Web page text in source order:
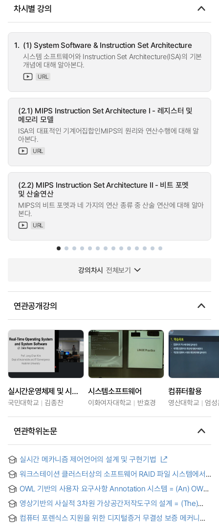
차시별 강의
1. (1) System Software & Instruction Set Architecture
시스템 소프트웨어와 Instruction Set Architecture(ISA)의 기본
개념에 대해 알아본다.
URL
(2.1) MIPS Instruction Set Architecture I - 레지스터 및
메모리 모델
ISA의 대표적인 기계어집합인MIPS의 원리와 연산수행에 대해 알
아본다.
URL
(2.2) MIPS Instruction Set Architecture II - 비트 포멧
및 산술연산
MIPS의 비트 포멧과 네 가지의 연산 종류 중 산술 연산에 대해 알아
본다.
URL
강의차시 전체보기
연관공개강의
실시간운영체제 및 시스템소프트웨어
국민대학교 김종찬
시스템소프트웨어
이화여자대학교 반효경
컴퓨터활용
영산대학교 엄
연관학위논문
실시간 메카니즘 제어언어의 설계 및 구현기법
워크스테이션 클러스터상의 소프트웨어 RAID 파일 시스템에서
캐슁과 스트라이핑
OWL 기반의 사용자 요구사항 Annotation 시스템 = (An) OWL
based user requirement annotation system
영상기반의 사실적 3차원 가상공간저작도구의 설계 = (The)
Design of Authoring Tool for Realistic 3D Virtual Space
Based on 2D Image
컴퓨터 포렌식스 지원을 위한 디지털증거 무결성 보증 메커니즘